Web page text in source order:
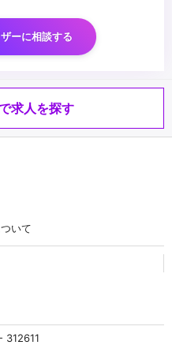
ーに相談する
求人を探す
いて
312611